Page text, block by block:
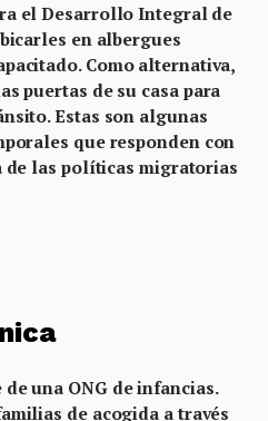
el Desarrollo Integral de
en albergues
Como alternativa,
puertas de su casa para
Estas son algunas
que responden con
de las políticas migratorias
una ONG de infancias.
de acogida a través